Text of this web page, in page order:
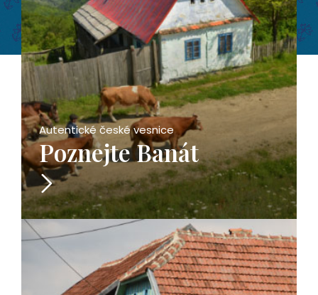
Autentické české vesnice
Poznejte Banát